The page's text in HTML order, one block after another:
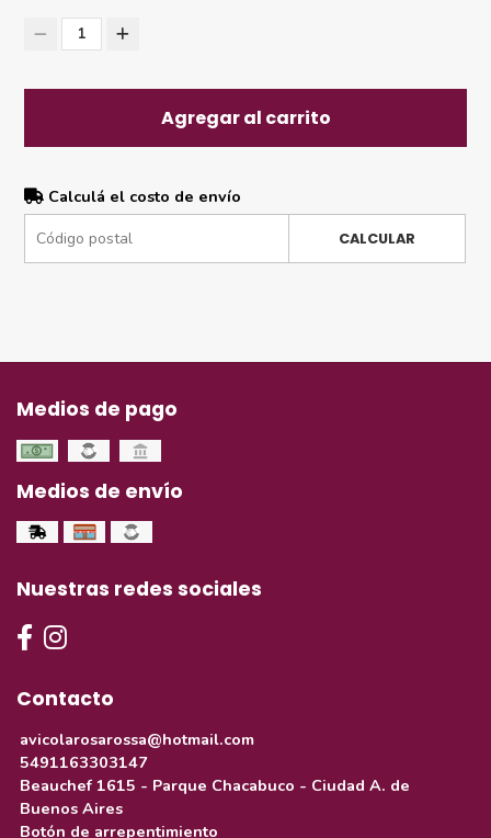
1
Agregar al carrito
Calculá el costo de envío
CALCULAR
Medios de pago
Medios de envío
Nuestras redes sociales
Contacto
avicolarosarossa@hotmail.com
5491163303147
Beauchef 1615 - Parque Chacabuco - Ciudad A. de
Buenos Aires
Botón de arrepentimiento